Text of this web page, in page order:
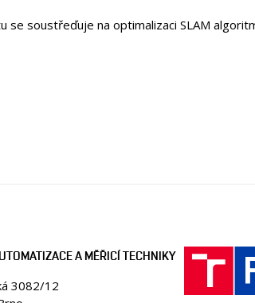
se soustřeďuje na optimalizaci SLAM
A MĚŘICÍ TECHNIKY
3082/12